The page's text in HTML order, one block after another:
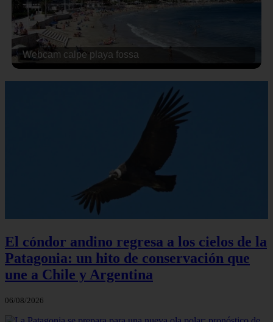
Webcam calpe playa fossa
El cóndor andino regresa a los cielos de la
Patagonia: un hito de conservación que
une a Chile y Argentina
06/08/2026